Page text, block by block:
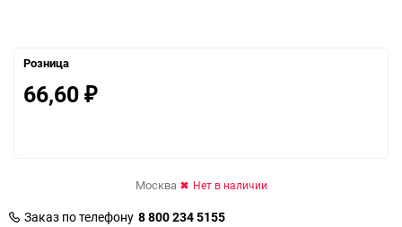
Розница
66,60 ₽
Москва Нет в наличии
Заказ по телефону 8 800 234 5155